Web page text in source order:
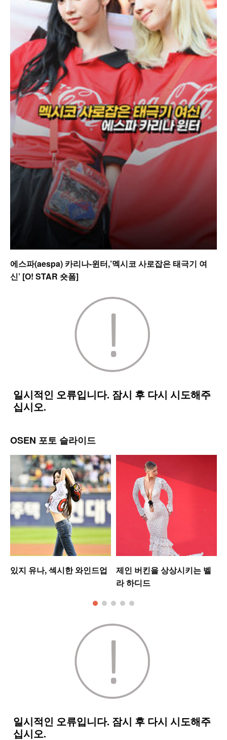
에스파(aespa) 카리나-윈터,’멕시코 사로잡은 태극기 여
신’ [O! STAR 숏폼]
OSEN 포토 슬라이드
있지 유나, 섹시한 와인드업
제인 버킨을 상상시키는 벨
라 하디드